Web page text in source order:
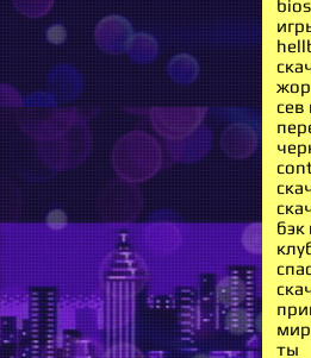
сев
бэк
мир
ты